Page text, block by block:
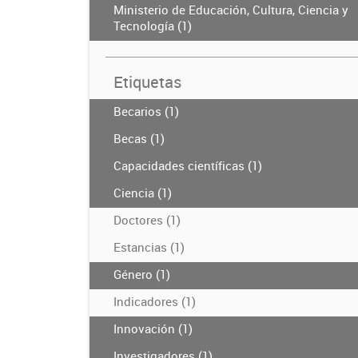
Ministerio de Educación, Cultura, Ciencia y
Tecnología (1)
Etiquetas
Becarios (1)
Becas (1)
Capacidades científicas (1)
Ciencia (1)
Doctores (1)
Estancias (1)
Género (1)
Indicadores (1)
Innovación (1)